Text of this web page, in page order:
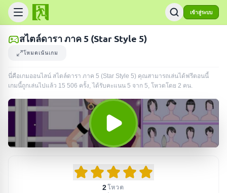
เข้าสู่ระบบ
สไตล์ดารา ภาค 5 (Star Style 5)
โหมดเน้นเกม
นี่คือเกมออนไลน์ สไตล์ดารา ภาค 5 (Star Style 5) คุณสามารถเล่นได้ฟรีตอนนี้
เกมนี้ถูกเล่นไปแล้ว 15 506 ครั้ง, ได้รับคะแนน 5 จาก 5, โหวตโดย 2 คน.
2โหวต